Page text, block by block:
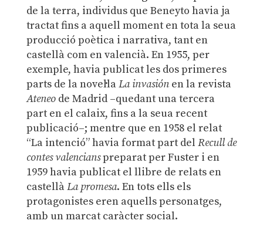
de la terra, individus que Beneyto havia ja
tractat fins a aquell moment en tota la seua
producció poètica i narrativa, tant en
castellà com en valencià. En 1955, per
exemple, havia publicat les dos primeres
parts de la novel·laLa invasiónen la revista
Ateneode Madrid –quedant una tercera
part en el calaix, fins a la seua recent
publicació–; mentre que en 1958 el relat
“La intenció” havia format part del Recull de
contes valencianspreparat per Fuster i en
1959 havia publicat el llibre de relats en
castellàLa promesa. En tots ells els
protagonistes eren aquells personatges,
amb un marcat caràcter social.